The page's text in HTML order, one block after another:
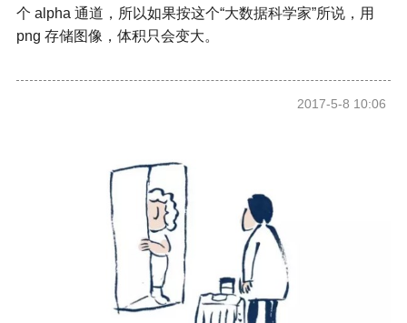
个 alpha 通道，所以如果按这个“大数据科学家”所说，用
png 存储图像，体积只会变大。
2017-5-8 10:06